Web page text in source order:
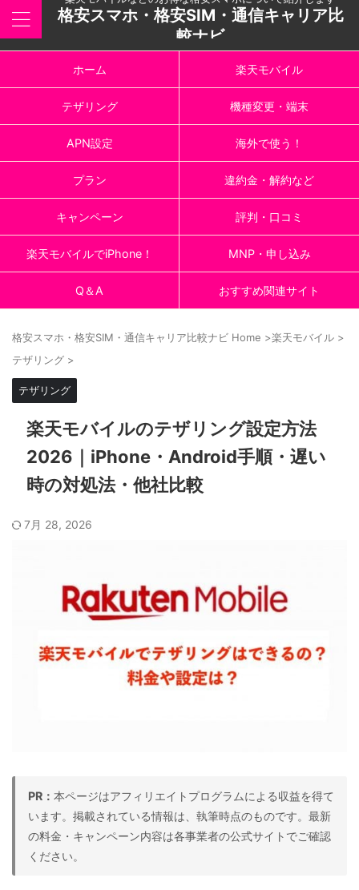
格安スマホ・格安SIM・通信キャリア比
較ナビ
ホーム 楽天モバイル
テザリング 機種変更・端末
APN設定 海外で使う！
プラン 違約金・解約など
キャンペーン 評判・口コミ
楽天モバイルでiPhone！ MNP・申し込み
Q＆A おすすめ関連サイト
格安スマホ・格安SIM・通信キャリア比較ナビ Home >楽天モバイル >
テザリング >
テザリング
楽天モバイルのテザリング設定方法
2026｜iPhone・Android手順・遅い
時の対処法・他社比較
7月 28, 2026
PR： 本ページはアフィリエイトプログラムによる収益を得て
います。掲載されている情報は、執筆時点のものです。最新
の料金・キャンペーン内容は各事業者の公式サイトでご確認
ください。